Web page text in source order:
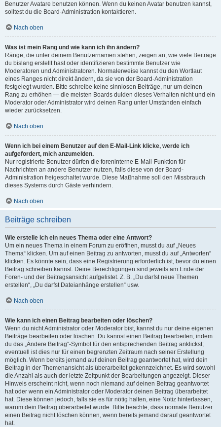
Benutzer Avatare benutzen können. Wenn du keinen Avatar benutzen kannst,
solltest du die Board-Administration kontaktieren.
Nach oben
Was ist mein Rang und wie kann ich ihn ändern?
Ränge, die unter deinem Benutzernamen stehen, zeigen an, wie viele Beiträge
du bislang erstellt hast oder identifizieren bestimmte Benutzer wie
Moderatoren und Administratoren. Normalerweise kannst du den Wortlaut
eines Ranges nicht direkt ändern, da sie von der Board-Administration
festgelegt wurden. Bitte schreibe keine sinnlosen Beiträge, nur um deinen
Rang zu erhöhen — die meisten Boards dulden dieses Verhalten nicht und ein
Moderator oder Administrator wird deinen Rang unter Umständen einfach
wieder zurücksetzen.
Nach oben
Wenn ich bei einem Benutzer auf den E-Mail-Link klicke, werde ich
aufgefordert, mich anzumelden.
Nur registrierte Benutzer dürfen die foreninterne E-Mail-Funktion für
Nachrichten an andere Benutzer nutzen, falls diese von der Board-
Administration freigeschaltet wurde. Diese Maßnahme soll den Missbrauch
dieses Systems durch Gäste verhindern.
Nach oben
Beiträge schreiben
Wie erstelle ich ein neues Thema oder eine Antwort?
Um ein neues Thema in einem Forum zu eröffnen, musst du auf „Neues
Thema“ klicken. Um auf einen Beitrag zu antworten, musst du auf „Antworten“
klicken. Es könnte sein, dass eine Registrierung erforderlich ist, bevor du einen
Beitrag schreiben kannst. Deine Berechtigungen sind jeweils am Ende der
Foren- und der Beitragsansicht aufgelistet. Z. B. „Du darfst neue Themen
erstellen“, „Du darfst Dateianhänge erstellen“ usw.
Nach oben
Wie kann ich einen Beitrag bearbeiten oder löschen?
Wenn du nicht Administrator oder Moderator bist, kannst du nur deine eigenen
Beiträge bearbeiten oder löschen. Du kannst einen Beitrag bearbeiten, indem
du das „Ändere Beitrag“-Symbol für den entsprechenden Beitrag anklickst;
eventuell ist dies nur für einen begrenzten Zeitraum nach seiner Erstellung
möglich. Wenn bereits jemand auf deinen Beitrag geantwortet hat, wird dein
Beitrag in der Themenansicht als überarbeitet gekennzeichnet. Es wird sowohl
die Anzahl als auch der letzte Zeitpunkt der Bearbeitungen angezeigt. Dieser
Hinweis erscheint nicht, wenn noch niemand auf deinen Beitrag geantwortet
hat oder wenn ein Administrator oder Moderator deinen Beitrag überarbeitet
hat. Diese können jedoch, falls sie es für nötig halten, eine Notiz hinterlassen,
warum dein Beitrag überarbeitet wurde. Bitte beachte, dass normale Benutzer
einen Beitrag nicht löschen können, wenn bereits jemand darauf geantwortet
hat.